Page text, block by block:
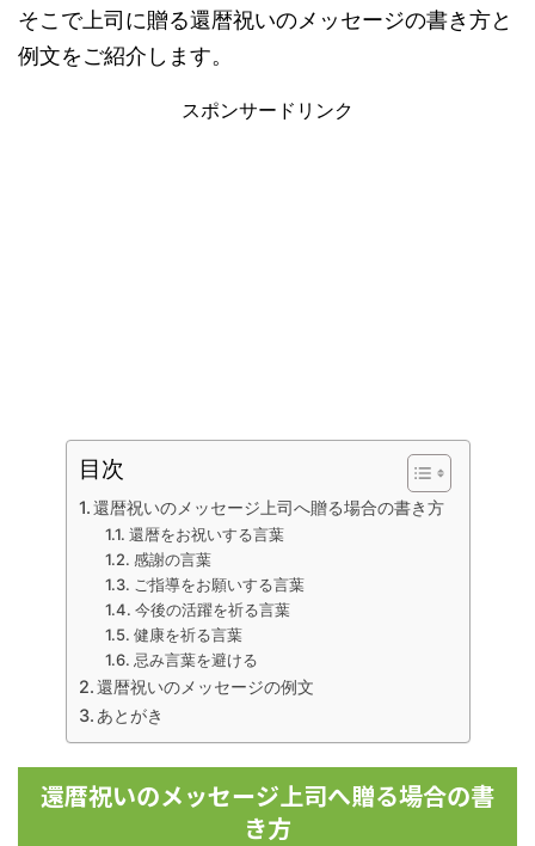
そこで上司に贈る還暦祝いのメッセージの書き方と
例文をご紹介します。
スポンサードリンク
目次
還暦祝いのメッセージ上司へ贈る場合の書き方
還暦をお祝いする言葉
感謝の言葉
ご指導をお願いする言葉
今後の活躍を祈る言葉
健康を祈る言葉
忌み言葉を避ける
還暦祝いのメッセージの例文
あとがき
還暦祝いのメッセージ上司へ贈る場合の書
き方